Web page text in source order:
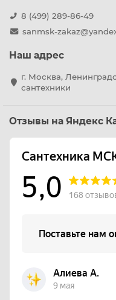
8 (499) 289-86-49
sanmsk-
Наш адрес
г. Москва,
сантехники
Отзывы на Яндекс